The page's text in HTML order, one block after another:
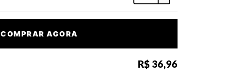
COMPRAR AGORA
R$ 36,96